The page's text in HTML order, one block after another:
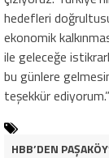
hedefleri
ekonomik
ile geleceğe
bu günlere
teşekkür ediyorum.”
HBB’DEN